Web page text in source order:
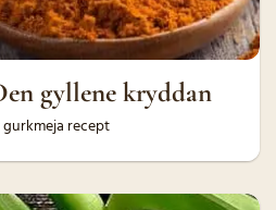
gyllene kryddan
recept